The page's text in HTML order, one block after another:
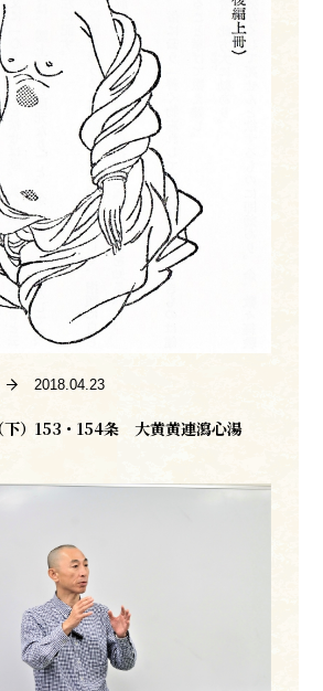
2018.04.23
下）153・154条 大黄黄連瀉心湯